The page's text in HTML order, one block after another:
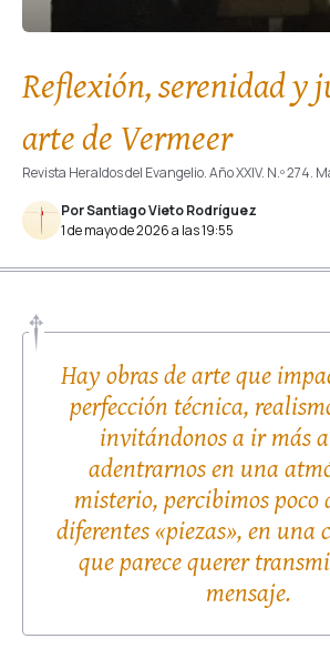
Reflexión, serenidad y
arte de Vermeer
Revista Heraldos del Evangelio. Año XXIV. N.º 274.
Por Santiago Vieto Rodríguez
1 de mayo de 2026 a las 19:55
Hay obras de arte que
perfección técnica,
invitándonos a ir más
adentrarnos en una
misterio, percibimos poco
diferentes «piezas», en una
que parece querer
mensaje.